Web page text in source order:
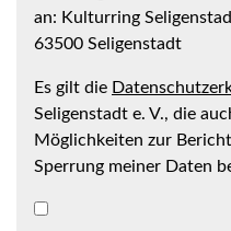
an: Kulturring
63500 Seligenstadt
Es gilt die
Seligenstadt e. V., die
Möglichkeiten zur
Sperrung meiner Daten